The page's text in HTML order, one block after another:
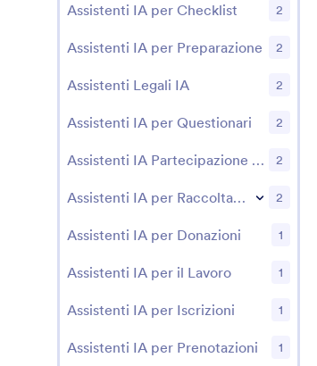
Assistenti IA per Checklist 2
Assistenti IA per Preparazione 2
Assistenti Legali IA 2
Assistenti IA per Questionari 2
Assistenti IA Partecipazione Eventi 2
Assistenti IA per Raccolta Recapiti 2
Assistenti IA per Donazioni 1
Assistenti IA per il Lavoro 1
Assistenti IA per Iscrizioni 1
Assistenti IA per Prenotazioni 1